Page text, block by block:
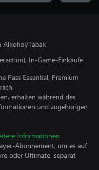
Alkohol/Tabak
In-Game-Einkäufe
Pass Essential, Premium
erhalten während des
und zugehörigen
Informationen
Abonnement, um es auf
oder Ultimate, separat